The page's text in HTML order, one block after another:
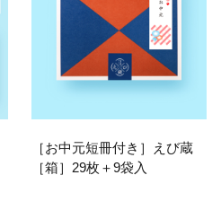
［お中元短冊付き］えび蔵
［箱］29枚＋9袋入